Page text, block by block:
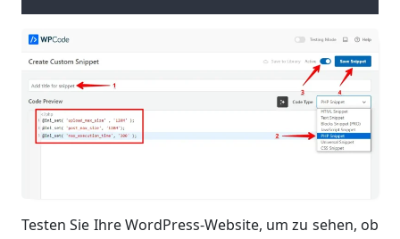
Testen Sie Ihre WordPress-Website, um zu sehen, ob